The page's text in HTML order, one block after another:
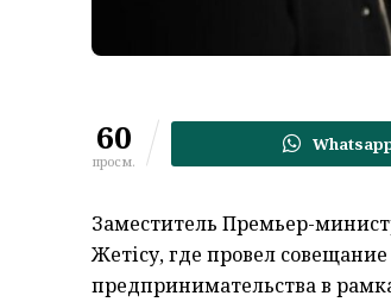
60
просм.
Заместитель Премьер-
Жетісу, где провел
предпринимательства в